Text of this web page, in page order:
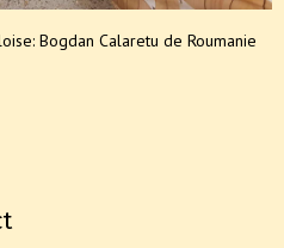
Bogdan Calaretu de Roumanie